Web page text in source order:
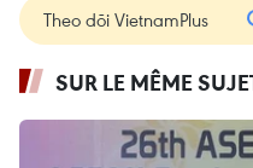
Theo dõi VietnamPlus
SUR LE MÊME